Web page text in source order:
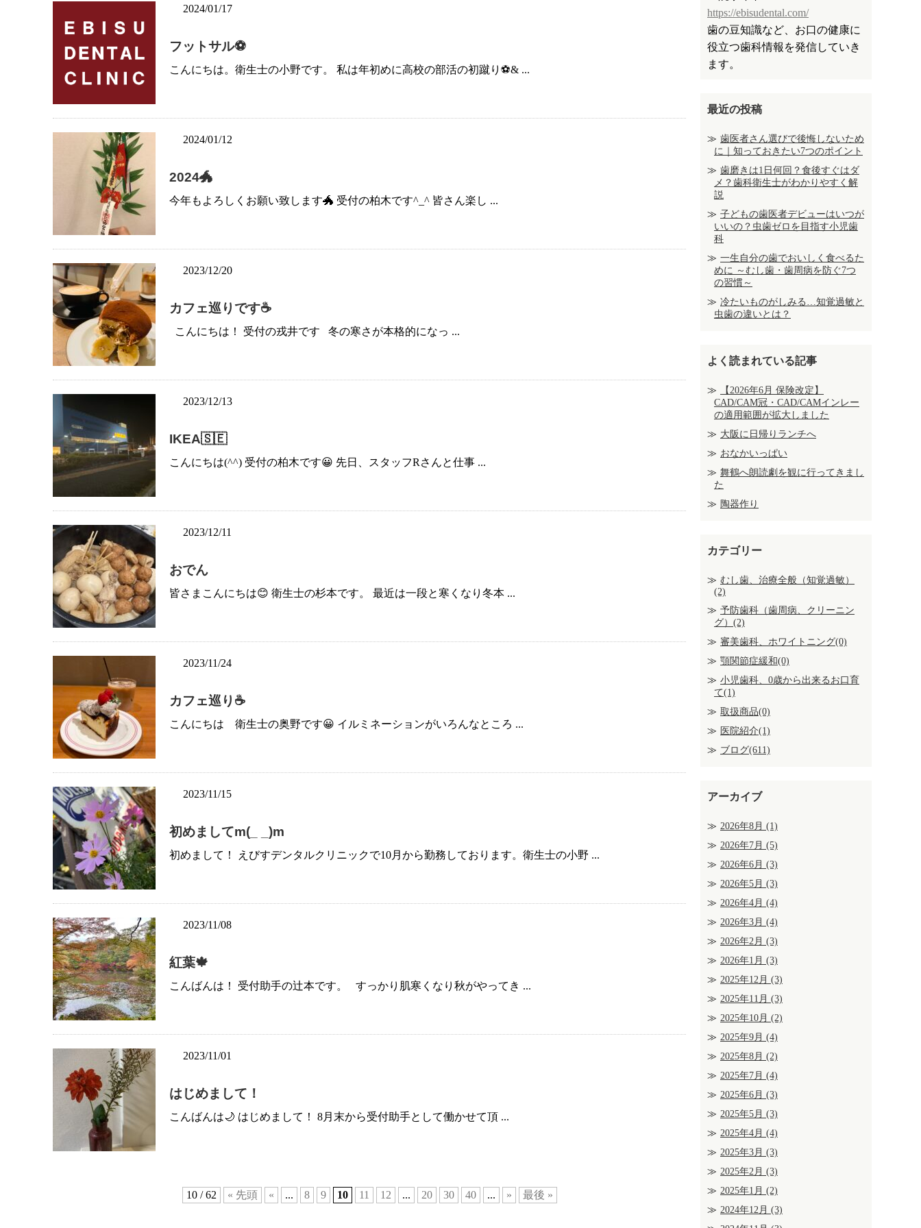
2024/01/17
フットサル⚽️
こんにちは。衛生士の小野です。 私は年初めに高校の部活の初蹴り⚽& ...
2024/01/12
2024🐲
今年もよろしくお願い致します🐲 受付の柏木です^_^ 皆さん楽し ...
2023/12/20
カフェ巡りです☕
こんにちは！ 受付の戎井です 冬の寒さが本格的になっ ...
2023/12/13
IKEA🇸🇪
こんにちは(^^) 受付の柏木です😀 先日、スタッフRさんと仕事 ...
2023/12/11
おでん
皆さまこんにちは😊 衛生士の杉本です。 最近は一段と寒くなり冬本 ...
2023/11/24
カフェ巡り☕️
こんにちは 衛生士の奥野です😀 イルミネーションがいろんなところ ...
2023/11/15
初めましてm(_ _)m
初めまして！ えびすデンタルクリニックで10月から勤務しております。衛生士の小野 ...
2023/11/08
紅葉🍁
こんばんは！ 受付助手の辻本です。 すっかり肌寒くなり秋がやってき ...
2023/11/01
はじめまして！
こんばんは🌙 はじめまして！ 8月末から受付助手として働かせて頂 ...
10 / 62 « 先頭 « ... 8 9 10 11 12 ... 20 30 40 ... » 最後 »
https://ebisudental.com/
歯の豆知識など、お口の健康に
役立つ歯科情報を発信していき
ます。
最近の投稿
歯医者さん選びで後悔しないため
に｜知っておきたい7つのポイント
歯磨きは1日何回？食後すぐはダ
メ？歯科衛生士がわかりやすく解
説
子どもの歯医者デビューはいつが
いいの？虫歯ゼロを目指す小児歯
科
一生自分の歯でおいしく食べるた
めに ～むし歯・歯周病を防ぐ7つ
の習慣～
冷たいものがしみる…知覚過敏と
虫歯の違いとは？
よく読まれている記事
【2026年6月 保険改定】
CAD/CAM冠・CAD/CAMインレー
の適用範囲が拡大しました
大阪に日帰りランチへ
おなかいっぱい
舞鶴へ朗読劇を観に行ってきまし
た
陶器作り
カテゴリー
むし歯、治療全般（知覚過敏）
(2)
予防歯科（歯周病、クリーニン
グ）(2)
審美歯科、ホワイトニング(0)
顎関節症緩和(0)
小児歯科、0歳から出来るお口育
て(1)
取扱商品(0)
医院紹介(1)
ブログ(611)
アーカイブ
2026年8月 (1)
2026年7月 (5)
2026年6月 (3)
2026年5月 (3)
2026年4月 (4)
2026年3月 (4)
2026年2月 (3)
2026年1月 (3)
2025年12月 (3)
2025年11月 (3)
2025年10月 (2)
2025年9月 (4)
2025年8月 (2)
2025年7月 (4)
2025年6月 (3)
2025年5月 (3)
2025年4月 (4)
2025年3月 (3)
2025年2月 (3)
2025年1月 (2)
2024年12月 (3)